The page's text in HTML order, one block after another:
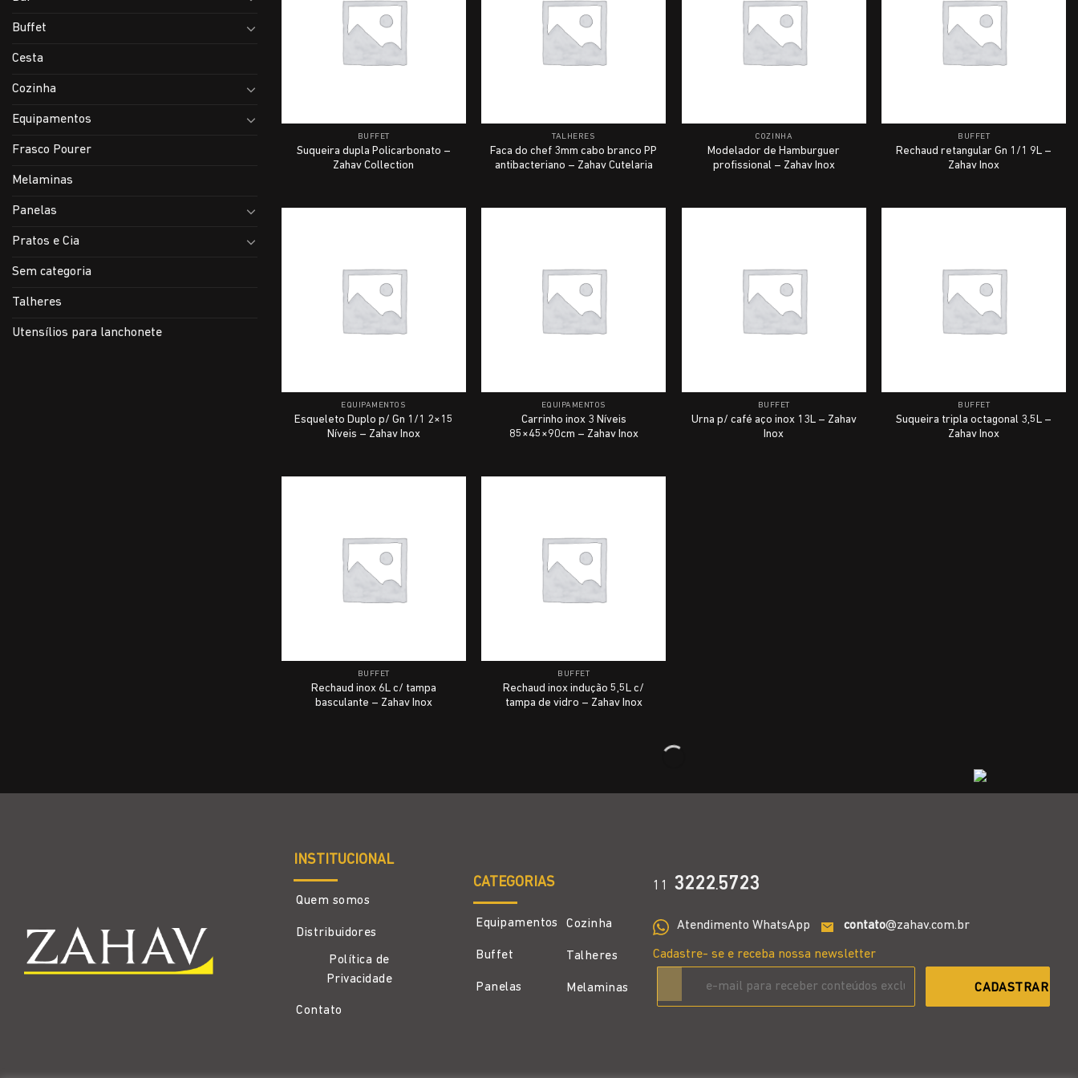
Buffet
Cesta
Cozinha
Equipamentos
Frasco Pourer
Melaminas
Panelas
Pratos e Cia
Sem categoria
Talheres
Utensílios para lanchonete
BUFFET
Suqueira dupla Policarbonato –
Zahav Collection
TALHERES
Faca do chef 3mm cabo branco PP
antibacteriano – Zahav Cutelaria
COZINHA
Modelador de Hamburguer
profissional – Zahav Inox
BUFFET
Rechaud retangular Gn 1/1 9L –
Zahav Inox
EQUIPAMENTOS
Esqueleto Duplo p/ Gn 1/1 2×15
Níveis – Zahav Inox
EQUIPAMENTOS
Carrinho inox 3 Níveis
85×45×90cm – Zahav Inox
BUFFET
Urna p/ café aço inox 13L – Zahav
Inox
BUFFET
Suqueira tripla octagonal 3,5L –
Zahav Inox
BUFFET
Rechaud inox 6L c/ tampa
basculante – Zahav Inox
BUFFET
Rechaud inox indução 5,5L c/
tampa de vidro – Zahav Inox
INSTITUCIONAL
Quem somos
Distribuidores
Política de
Privacidade
Contato
CATEGORIAS
Equipamentos
Buffet
Panelas
Cozinha
Talheres
Melaminas
11 3222.5723
Atendimento WhatsApp contato@zahav.com.br
Cadastre- se e receba nossa newsletter